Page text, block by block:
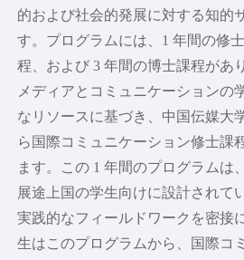
世界のメディアと中国
スタイル
キャンパスライフ
芸術と文化
陸上競技とフィット
住居と食事
健康と幸福
学生スタイル
的および社会的発展に対する知的
す。プログラムには、1 年間の修
程、および 3 年間の博士課程があ
メディアとコミュニケーションの
なリソースに基づき、中国伝媒大
ら国際コミュニケーション修士課
ます。この 1 年間のプログラムは
展途上国の学生向けに設計されて
実践的なフィールドワークを密接
生はこのプログラムから、国際コ